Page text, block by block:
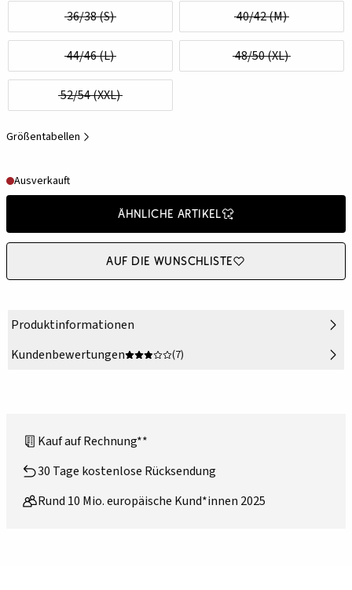
36/38 (S) 40/42 (M)
44/46 (L) 48/50 (XL)
52/54 (XXL)
Größentabellen
Ausverkauft
Ähnliche Artikel
Auf die Wunschliste
Produktinformationen
Kundenbewertungen
(7)
Kauf auf Rechnung**
30 Tage kostenlose Rücksendung
Rund 10 Mio. europäische Kund*innen 2025